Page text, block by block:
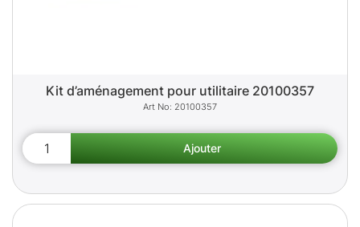
Kit d’aménagement pour utilitaire 20100357
20100357